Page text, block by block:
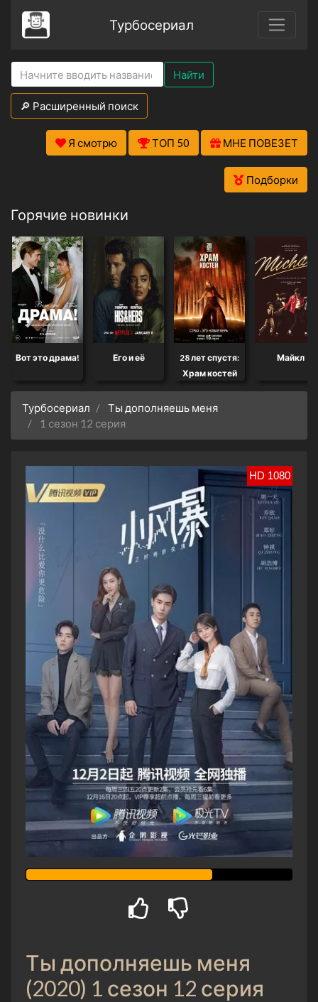
Турбосериал
Найти
🔎 Расширенный поиск
Я смотрю ТОП 50 МНЕ ПОВЕЗЕТ
Подборки
Горячие новинки
Вот это драма! Его и её
28 лет спустя:
Храм костей
Майкл
Турбосериал
Ты дополняешь меня
1 сезон 12 серия
HD 1080
Ты дополняешь меня
(2020) 1 сезон 12 серия